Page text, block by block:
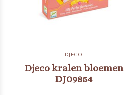
DJECO
Djeco kralen bloemen
DJ09854